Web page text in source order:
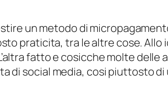
un metodo di
praticita, tra le altre cose.
fatto e cosicche molte delle
di social media, cosi piuttosto